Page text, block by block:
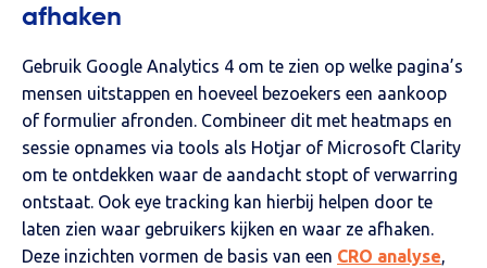
afhaken
Gebruik Google Analytics 4 om te zien op welke pagina’s
mensen uitstappen en hoeveel bezoekers een aankoop
of formulier afronden. Combineer dit met heatmaps en
sessie opnames via tools als Hotjar of Microsoft Clarity
om te ontdekken waar de aandacht stopt of verwarring
ontstaat. Ook eye tracking kan hierbij helpen door te
laten zien waar gebruikers kijken en waar ze afhaken.
Deze inzichten vormen de basis van een CRO analyse,